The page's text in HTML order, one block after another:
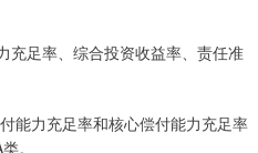
足率、综合投资收益率、责任准
能力充足率和核心偿付能力充足率
。